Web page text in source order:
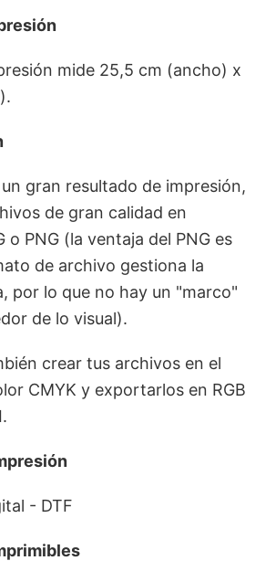
mide 25,5 cm (ancho) x
gran resultado de impresión,
de gran calidad en
o PNG (la ventaja del PNG es
de archivo gestiona la
por lo que no hay un "marco"
de lo visual).
crear tus archivos en el
CMYK y exportarlos en RGB
- DTF